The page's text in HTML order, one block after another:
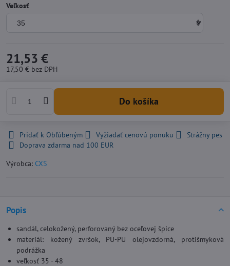
Veľkosť
21,53 €
17,50 € bez DPH
Do košíka
Pridať k Obľúbeným Vyžiadať cenovú ponuku
Strážny pes
Doprava zdarma nad 100 EUR
Výrobca: CXS
Popis
sandál, celokožený, perforovaný bez oceľovej špice
materiál: kožený zvršok, PU-PU olejovzdorná, protišmyková
podrážka
veľkosť 35 - 48